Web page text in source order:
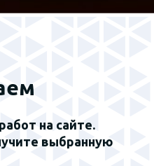
на сайте.
выбранную